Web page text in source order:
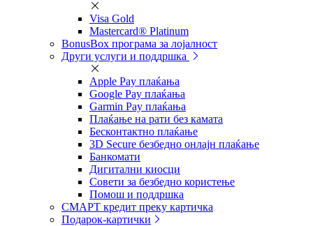
Visa Gold
Mastercard® Platinum
BonusBox програма за лојалност
Други услуги и поддршка
Apple Pay плаќања
Google Pay плаќања
Garmin Pay плаќања
Плаќање на рати без камата
Бесконтактно плаќање
3D Secure безбедно онлајн плаќање
Банкомати
Дигитални киосци
Совети за безбедно користење
Помош и поддршка
СМАРТ кредит преку картичка
Подарок-картички